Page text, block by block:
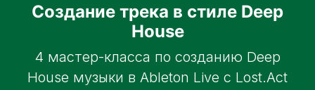
Создание трека в стиле Deep
House
4 мастер-класса по созданию Deep
House музыки в Ableton Live c Lost.Act